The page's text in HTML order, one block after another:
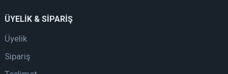
ÜYELİK & SİPARİŞ
Üyelik
Sipariş